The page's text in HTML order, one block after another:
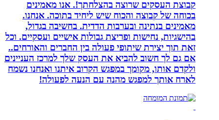
קבוצת העסקים שרוצה בהצלחתך!. אנו מאמינים
בכוחה של קבוצה והכוח שיש ליחיד בתוכה. אנחנו.
מאמינים בנתינה ובערבות הדדית. בחשיבה בגדול,
בהישגיות, נחישות ופריצת גבולות אישיים ועסקיים. וכל
זאת תוך יצירת שיתופי פעולה בין החברים והאורחים..
אם גם לך חשוב להביא את העסק שלך למרכז העניינים
ולקדם אותו, מקומך במפגש הקרוב איתנו ואנחנו נשמח
לארח אותך למפגש מהנה עם הנעה לפעולה!